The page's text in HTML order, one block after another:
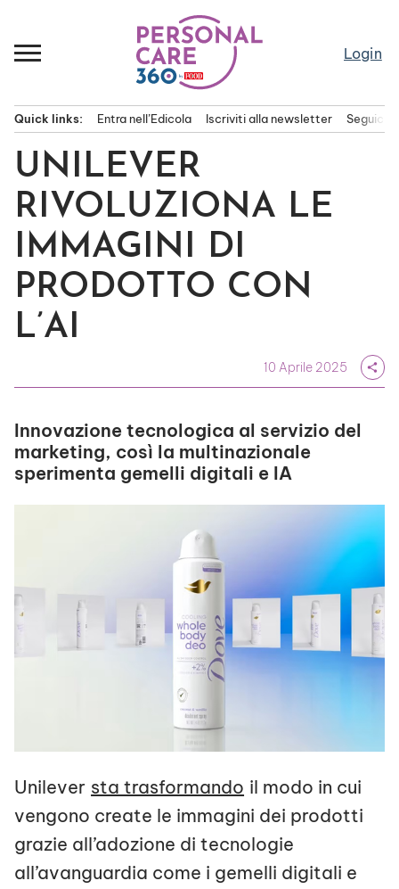
contenuto
Login
principale
Quick links: Entra nell’Edicola Iscriviti alla newsletter Seguici
UNILEVER
RIVOLUZIONA LE
IMMAGINI DI
PRODOTTO CON
L’AI
10 Aprile 2025 share
Innovazione tecnologica al servizio del
marketing, così la multinazionale
sperimenta gemelli digitali e IA
Unilever sta trasformando il modo in cui
vengono create le immagini dei prodotti
grazie all’adozione di tecnologie
all’avanguardia come i gemelli digitali e